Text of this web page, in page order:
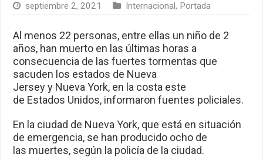
septiembre 2, 2021 Internacional, Portada
Al menos 22 personas, entre ellas un niño de 2
años, han muerto en las últimas horas a
consecuencia de las fuertes tormentas que
sacuden los estados de Nueva
Jersey y Nueva York, en la costa este
de Estados Unidos, informaron fuentes policiales.
En la ciudad de Nueva York, que está en situación
de emergencia, se han producido ocho de
las muertes, según la policía de la ciudad.